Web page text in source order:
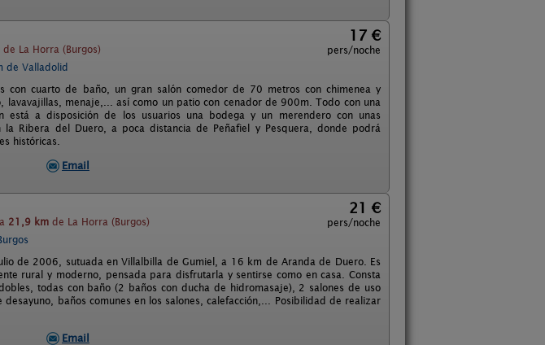
de La Horra (Burgos)
17 €
pers/noche
de Valladolid
con cuarto de baño, un gran salón comedor de 70 metros con chimenea y
lavavajillas, menaje,... así como un patio con cenador de 900m. Todo con una
está a disposición de los usuarios una bodega y un merendero con unas
Ribera del Duero, a poca distancia de Peñafiel y Pesquera, donde podrá
históricas.
Email
a 21,9 km de La Horra (Burgos)
21 €
pers/noche
de 2006, sutuada en Villalbilla de Gumiel, a 16 km de Aranda de Duero. Es
rural y moderno, pensada para disfrutarla y sentirse como en casa. Consta
todas con baño (2 baños con ducha de hidromasaje), 2 salones de uso
baños comunes en los salones, calefacción,... Posibilidad de realizar
Email